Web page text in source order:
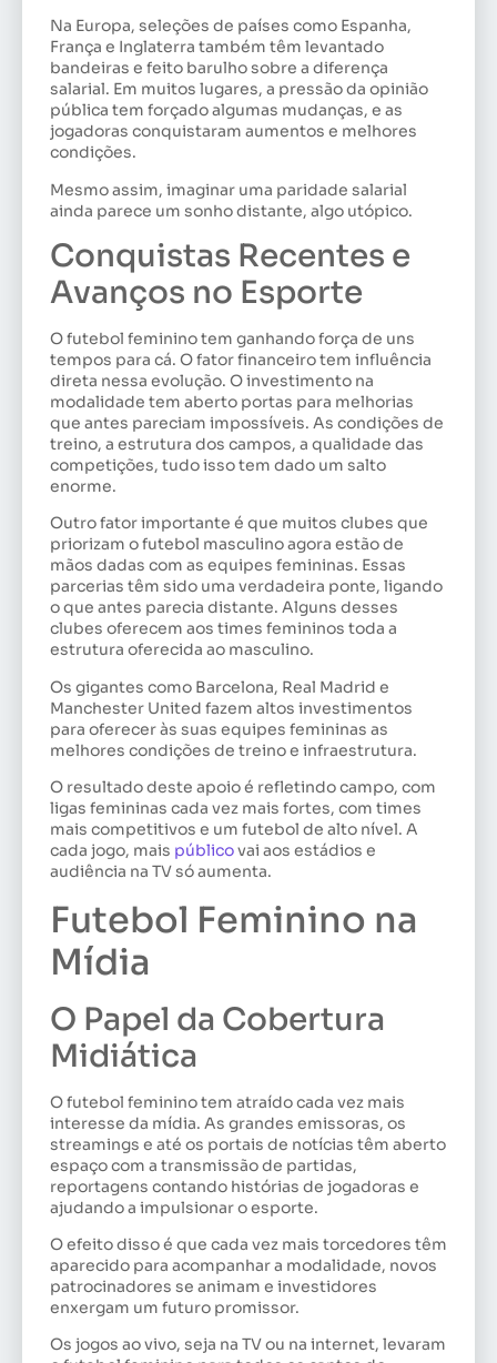
Na Europa, seleções de países como Espanha,
França e Inglaterra também têm levantado
bandeiras e feito barulho sobre a diferença
salarial. Em muitos lugares, a pressão da opinião
pública tem forçado algumas mudanças, e as
jogadoras conquistaram aumentos e melhores
condições.
Mesmo assim, imaginar uma paridade salarial
ainda parece um sonho distante, algo utópico.
Conquistas Recentes e
Avanços no Esporte
O futebol feminino tem ganhando força de uns
tempos para cá. O fator financeiro tem influência
direta nessa evolução. O investimento na
modalidade tem aberto portas para melhorias
que antes pareciam impossíveis. As condições de
treino, a estrutura dos campos, a qualidade das
competições, tudo isso tem dado um salto
enorme.
Outro fator importante é que muitos clubes que
priorizam o futebol masculino agora estão de
mãos dadas com as equipes femininas. Essas
parcerias têm sido uma verdadeira ponte, ligando
o que antes parecia distante. Alguns desses
clubes oferecem aos times femininos toda a
estrutura oferecida ao masculino.
Os gigantes como Barcelona, Real Madrid e
Manchester United fazem altos investimentos
para oferecer às suas equipes femininas as
melhores condições de treino e infraestrutura.
O resultado deste apoio é refletindo campo, com
ligas femininas cada vez mais fortes, com times
mais competitivos e um futebol de alto nível. A
cada jogo, mais públicovai aos estádios e
audiência na TV só aumenta.
Futebol Feminino na
Mídia
O Papel da Cobertura
Midiática
O futebol feminino tem atraído cada vez mais
interesse da mídia. As grandes emissoras, os
streamings e até os portais de notícias têm aberto
espaço com a transmissão de partidas,
reportagens contando histórias de jogadoras e
ajudando a impulsionar o esporte.
O efeito disso é que cada vez mais torcedores têm
aparecido para acompanhar a modalidade, novos
patrocinadores se animam e investidores
enxergam um futuro promissor.
Os jogos ao vivo, seja na TV ou na internet, levaram